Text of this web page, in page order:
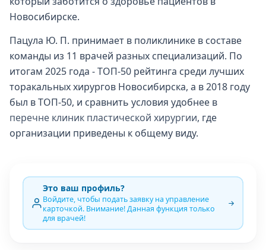
Новосибирске.
Пацула Ю. П. принимает в поликлинике в составе
команды из 11 врачей разных специализаций. По
итогам 2025 года - ТОП-50 рейтинга среди лучших
торакальных хирургов Новосибирска, а в 2018 году
был в ТОП-50, и сравнить условия удобнее в
перечне клиник пластической хирургии, где
организации приведены к общему виду.
Это ваш профиль?
Войдите, чтобы подать заявку на управление
карточкой. Внимание! Данная функция только
для врачей!